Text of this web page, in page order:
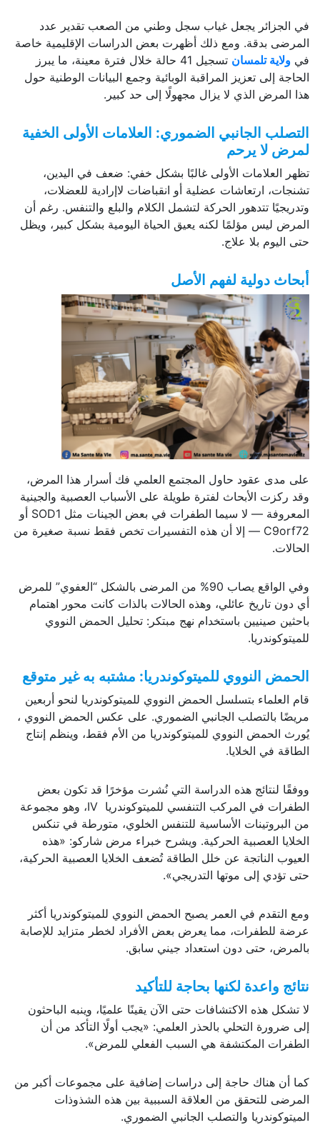
في الجزائر يجعل غياب سجل وطني من الصعب تقدير عدد
المرضى بدقة. ومع ذلك أظهرت بعض الدراسات الإقليمية خاصة
في ولاية تلمسان
تسجيل 41 حالة خلال فترة معينة، ما يبرز
الحاجة إلى تعزيز المراقبة الوبائية وجمع البيانات الوطنية حول
هذا المرض الذي لا يزال مجهولًا إلى حد كبير.
التصلب الجانبي الضموري: العلامات الأولى الخفية
لمرض لا يرحم
تظهر العلامات الأولى غالبًا بشكل خفي: ضعف في اليدين،
تشنجات، ارتعاشات عضلية أو انقباضات لاإرادية للعضلات،
وتدريجيًا تتدهور الحركة لتشمل الكلام والبلع والتنفس. رغم أن
المرض ليس مؤلمًا لكنه يعيق الحياة اليومية بشكل كبير، ويظل
حتى اليوم بلا علاج.
أبحاث دولية لفهم الأصل
على مدى عقود حاول المجتمع العلمي فك أسرار هذا المرض،
وقد ركزت الأبحاث لفترة طويلة على الأسباب العصبية والجينية
المعروفة — لا سيما الطفرات في بعض الجينات مثل SOD1 أو
C9orf72 — إلا أن هذه التفسيرات تخص فقط نسبة صغيرة من
الحالات.
وفي الواقع يصاب 90% من المرضى بالشكل “العفوي” للمرض
أي دون تاريخ عائلي، وهذه الحالات بالذات كانت محور اهتمام
باحثين صينيين باستخدام نهج مبتكر: تحليل الحمض النووي
للميتوكوندريا.
الحمض النووي للميتوكوندريا: مشتبه به غير متوقع
قام العلماء بتسلسل الحمض النووي للميتوكوندريا لنحو أربعين
مريضًا بالتصلب الجانبي الضموري. على عكس الحمض النووي ،
يُورث الحمض النووي للميتوكوندريا من الأم فقط، وينظم إنتاج
الطاقة في الخلايا.
ووفقًا لنتائج هذه الدراسة التي نُشرت مؤخرًا قد تكون بعض
الطفرات في المركب التنفسي للميتوكوندريا IV، وهو مجموعة
من البروتينات الأساسية للتنفس الخلوي، متورطة في تنكس
الخلايا العصبية الحركية. ويشرح خبراء مرض شاركو: «هذه
العيوب الناتجة عن خلل الطاقة تُضعف الخلايا العصبية الحركية،
حتى تؤدي إلى موتها التدريجي».
ومع التقدم في العمر يصبح الحمض النووي للميتوكوندريا أكثر
عرضة للطفرات، مما يعرض بعض الأفراد لخطر متزايد للإصابة
بالمرض، حتى دون استعداد جيني سابق.
نتائج واعدة لكنها بحاجة للتأكيد
لا تشكل هذه الاكتشافات حتى الآن يقينًا علميًا، وينبه الباحثون
إلى ضرورة التحلي بالحذر العلمي: «يجب أولًا التأكد من أن
الطفرات المكتشفة هي السبب الفعلي للمرض».
كما أن هناك حاجة إلى دراسات إضافية على مجموعات أكبر من
المرضى للتحقق من العلاقة السببية بين هذه الشذوذات
الميتوكوندريا والتصلب الجانبي الضموري.